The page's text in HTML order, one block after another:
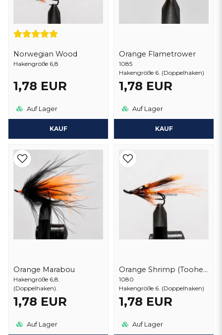
Norwegian Wood
Hakengröße 6,8
1,78 EUR
Auf Lager
KAUF
Orange Flametrower
1085
Hakengröße 6. (Doppelhaken)
1,78 EUR
Auf Lager
KAUF
Orange Marabou
Hakengröße 6,8.
(Doppelhaken).
1,78 EUR
Auf Lager
Orange Shrimp (Toohey)
1080
Hakengröße 6. (Doppelhaken)
1,78 EUR
Auf Lager